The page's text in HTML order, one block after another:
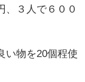
、３人で６００
い物を20個程使